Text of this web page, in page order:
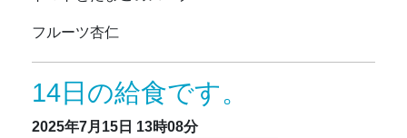
フルーツ杏仁
14日の給食です。
2025年7月15日 13時08分